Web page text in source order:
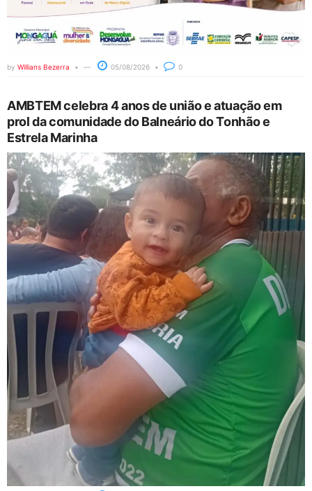
by Willians Bezerra 05/08/2026 0
AMBTEM celebra 4 anos de união e atuação em
prol da comunidade do Balneário do Tonhão e
Estrela Marinha